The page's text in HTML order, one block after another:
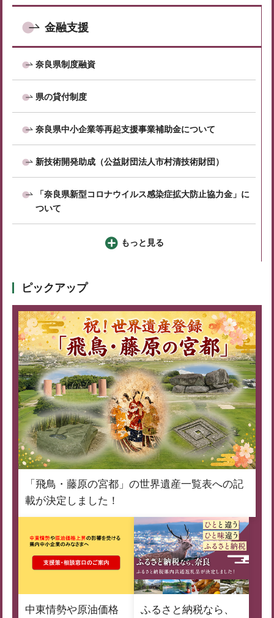
金融支援
奈良県制度融資
県の貸付制度
奈良県中小企業等再起支援事業補助金について
新技術開発助成（公益財団法人市村清技術財団）
「奈良県新型コロナウイルス感染症拡大防止協力金」に
ついて
もっと見る
ピックアップ
「飛鳥・藤原の宮都」の世界遺産一覧表への記
載が決定しました！
中東情勢や原油価格
ふるさと納税なら、